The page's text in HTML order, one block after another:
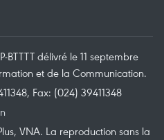
délivré le 11 septembre
et de la Communication.
Fax: (024) 39411348
VNA. La reproduction sans la